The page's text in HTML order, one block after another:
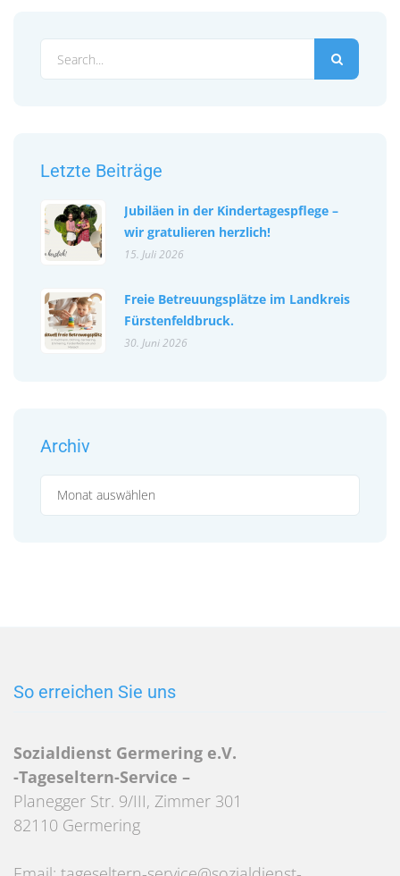
Letzte Beiträge
Jubiläen in der Kindertagespflege –
wir gratulieren herzlich!
15. Juli 2026
Freie Betreuungsplätze im Landkreis
Fürstenfeldbruck.
30. Juni 2026
Archiv
Archiv
So erreichen Sie uns
Sozialdienst Germering e.V.
-Tageseltern-Service –
Planegger Str. 9/III, Zimmer 301
82110 Germering